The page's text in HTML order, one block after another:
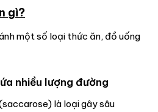
gì?
một số loại thức ăn, đồ uống
nhiều lượng đường
là loại gây sâu